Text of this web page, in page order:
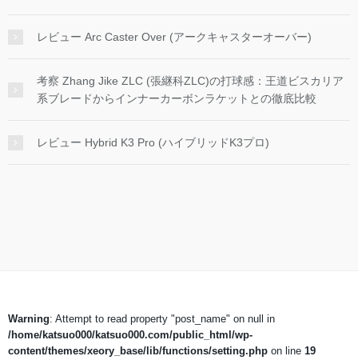
レビュー Arc Caster Over (アークキャスターオーバー)
考察 Zhang Jike ZLC (張継科ZLC)の打球感：王道ビスカリア
系ブレードからインナーカーボンラケットとの徹底比較
レビュー Hybrid K3 Pro (ハイブリッドK3プロ)
Warning: Attempt to read property "post_name" on null in
/home/katsuo000/katsuo000.com/public_html/wp-
content/themes/xeory_base/lib/functions/setting.php on line 19